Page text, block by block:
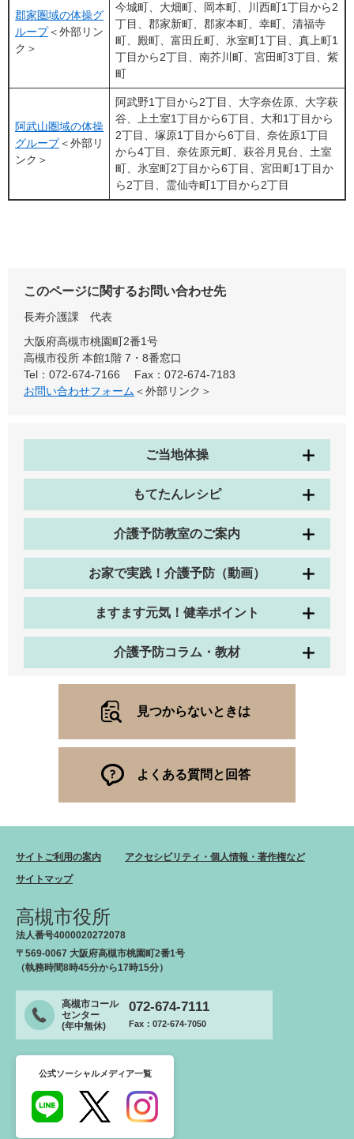
郡家圏域の体操グ
ループ​＜外部リン
ク＞
今城町、大畑町、岡本町、川西町1丁目から2
丁目、郡家新町、郡家本町、幸町、清福寺
町、殿町、富田丘町、氷室町1丁目、真上町1
丁目から2丁目、南芥川町、宮田町3丁目、紫
町
阿武山圏域の体操
グループ​＜外部リ
ンク＞
阿武野1丁目から2丁目、大字奈佐原、大字萩
谷、上土室1丁目から6丁目、大和1丁目から
2丁目、塚原1丁目から6丁目、奈佐原1丁目
から4丁目、奈佐原元町、萩谷月見台、土室
町、氷室町2丁目から6丁目、宮田町1丁目か
ら2丁目、霊仙寺町1丁目から2丁目
このページに関するお問い合わせ先
長寿介護課
代表
大阪府高槻市桃園町2番1号
高槻市役所 本館1階 7・8番窓口
Tel：072-674-7166
Fax：072-674-7183
お問い合わせフォーム ＜外部リンク＞
ご当地体操
もてたんレシピ
介護予防教室のご案内
お家で実践！介護予防（動画）
ますます元気！健幸ポイント
介護予防コラム・教材
見つからないときは
よくある質問と回答
サイトご利用の案内
アクセシビリティ・個人情報・著作権など
サイトマップ
高槻市役所
法人番号4000020272078
〒569-0067 大阪府高槻市桃園町2番1号
（執務時間8時45分から17時15分）
高槻市コール
センター
(年中無休)
072-674-7111
Fax：072-674-7050
公式ソーシャルメディア一覧